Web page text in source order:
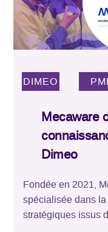
DIMEO
Mecaware
Dimeo
Fondée en 2021,
spécialisée dans
stratégiques issus